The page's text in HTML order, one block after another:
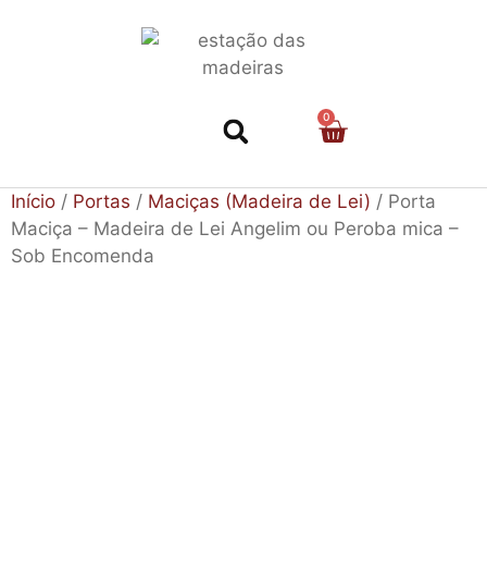
0
Início / Portas / Maciças (Madeira de Lei) / Porta
Maciça – Madeira de Lei Angelim ou Peroba mica –
Sob Encomenda